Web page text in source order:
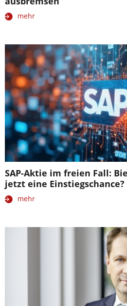
mehr
SAP-Aktie im freien Fall:
jetzt eine Einstiegschance?
mehr